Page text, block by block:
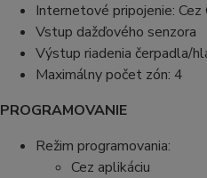
Internetové pripojenie:
Vstup dažďového senzora
Výstup riadenia čerpadla/
Maximálny počet zón: 4
PROGRAMOVANIE
Režim programovania:
Cez aplikáciu